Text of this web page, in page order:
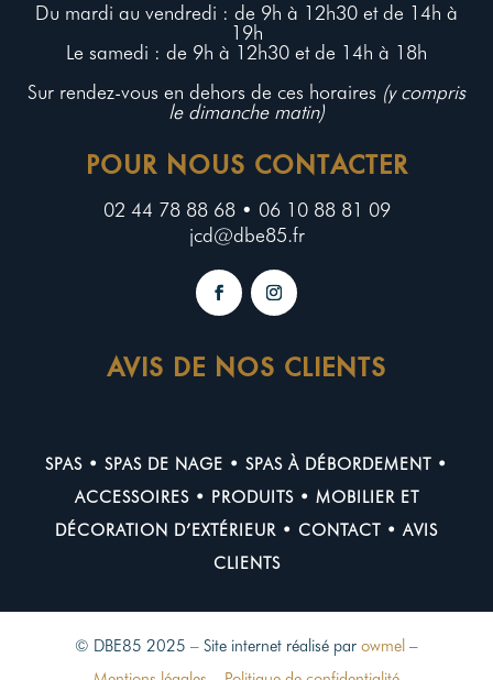
Du mardi au vendredi : de 9h à 12h30 et de 14h à
19h
Le samedi : de 9h à 12h30 et de 14h à 18h
Sur rendez-vous en dehors de ces horaires (y compris
le dimanche matin)
POUR NOUS CONTACTER
02 44 78 88 68 • 06 10 88 81 09
jcd@dbe85.fr
AVIS DE NOS CLIENTS
SPAS • SPAS DE NAGE • SPAS À DÉBORDEMENT •
ACCESSOIRES• PRODUITS• MOBILIER ET
DÉCORATION D’EXTÉRIEUR • CONTACT •AVIS
CLIENTS
© DBE85 2025 – Site internet réalisé par owmel –